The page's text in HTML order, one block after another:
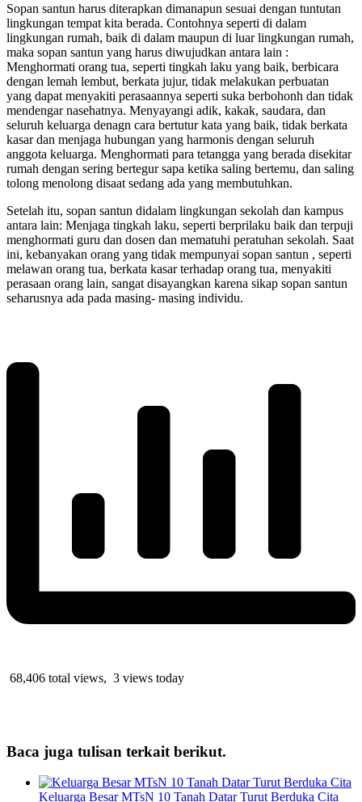
Sopan santun harus diterapkan dimanapun sesuai dengan tuntutan
lingkungan tempat kita berada. Contohnya seperti di dalam
lingkungan rumah, baik di dalam maupun di luar lingkungan rumah,
maka sopan santun yang harus diwujudkan antara lain :
Menghormati orang tua, seperti tingkah laku yang baik, berbicara
dengan lemah lembut, berkata jujur, tidak melakukan perbuatan
yang dapat menyakiti perasaannya seperti suka berbohonh dan tidak
mendengar nasehatnya. Menyayangi adik, kakak, saudara, dan
seluruh keluarga denagn cara bertutur kata yang baik, tidak berkata
kasar dan menjaga hubungan yang harmonis dengan seluruh
anggota keluarga. Menghormati para tetangga yang berada disekitar
rumah dengan sering bertegur sapa ketika saling bertemu, dan saling
tolong menolong disaat sedang ada yang membutuhkan.
Setelah itu, sopan santun didalam lingkungan sekolah dan kampus
antara lain: Menjaga tingkah laku, seperti berprilaku baik dan terpuji
menghormati guru dan dosen dan mematuhi peratuhan sekolah. Saat
ini, kebanyakan orang yang tidak mempunyai sopan santun , seperti
melawan orang tua, berkata kasar terhadap orang tua, menyakiti
perasaan orang lain, sangat disayangkan karena sikap sopan santun
seharusnya ada pada masing- masing individu.
68,406 total views, 3 views today
Baca juga tulisan terkait berikut.
Keluarga Besar MTsN 10 Tanah Datar Turut Berduka Cita